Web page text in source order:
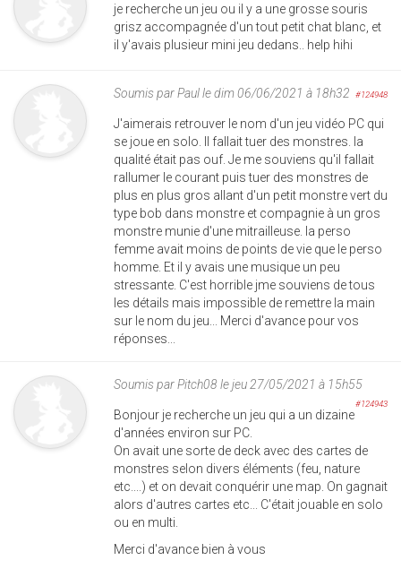
je recherche un jeu ou il y a une grosse souris
grisz accompagnée d'un tout petit chat blanc, et
il y'avais plusieur mini jeu dedans.. help hihi
Soumis parPaulle dim 06/06/2021 à 18h32 #124948
J'aimerais retrouver le nom d'un jeu vidéo PC qui
se joue en solo. Il fallait tuer des monstres. la
qualité était pas ouf. Je me souviens qu'il fallait
rallumer le courant puis tuer des monstres de
plus en plus gros allant d'un petit monstre vert du
type bob dans monstre et compagnie à un gros
monstre munie d'une mitrailleuse. la perso
femme avait moins de points de vie que le perso
homme. Et il y avais une musique un peu
stressante. C'est horrible jme souviens de tous
les détails mais impossible de remettre la main
sur le nom du jeu... Merci d'avance pour vos
réponses...
Soumis parPitch08 le jeu 27/05/2021 à 15h55
#124943
Bonjour je recherche un jeu qui a un dizaine
d'années environ sur PC.
On avait une sorte de deck avec des cartes de
monstres selon divers éléments (feu, nature
etc....) et on devait conquérir une map. On gagnait
alors d'autres cartes etc... C'était jouable en solo
ou en multi.
Merci d'avance bien à vous